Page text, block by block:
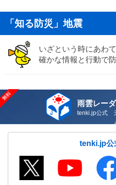
「知る防災」地震
いざという時にあわ
確かな情報と行動で
雨雲レー
tenki.jp公式
tenki.jp公